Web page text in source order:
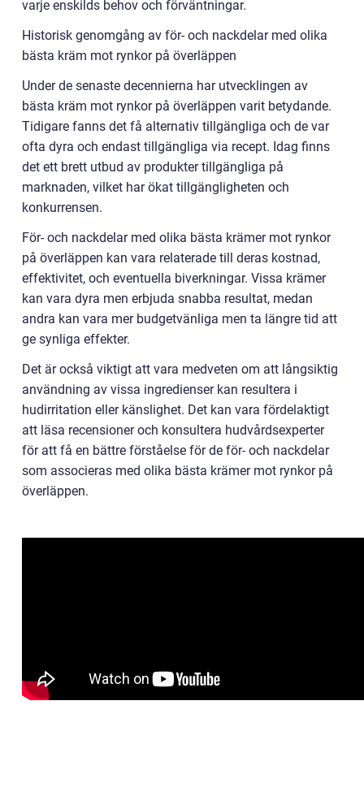
varje enskilds behov och förväntningar.
Historisk genomgång av för- och nackdelar med olika
bästa kräm mot rynkor på överläppen
Under de senaste decennierna har utvecklingen av
bästa kräm mot rynkor på överläppen varit betydande.
Tidigare fanns det få alternativ tillgängliga och de var
ofta dyra och endast tillgängliga via recept. Idag finns
det ett brett utbud av produkter tillgängliga på
marknaden, vilket har ökat tillgängligheten och
konkurrensen.
För- och nackdelar med olika bästa krämer mot rynkor
på överläppen kan vara relaterade till deras kostnad,
effektivitet, och eventuella biverkningar. Vissa krämer
kan vara dyra men erbjuda snabba resultat, medan
andra kan vara mer budgetvänliga men ta längre tid att
ge synliga effekter.
Det är också viktigt att vara medveten om att långsiktig
användning av vissa ingredienser kan resultera i
hudirritation eller känslighet. Det kan vara fördelaktigt
att läsa recensioner och konsultera hudvårdsexperter
för att få en bättre förståelse för de för- och nackdelar
som associeras med olika bästa krämer mot rynkor på
överläppen.